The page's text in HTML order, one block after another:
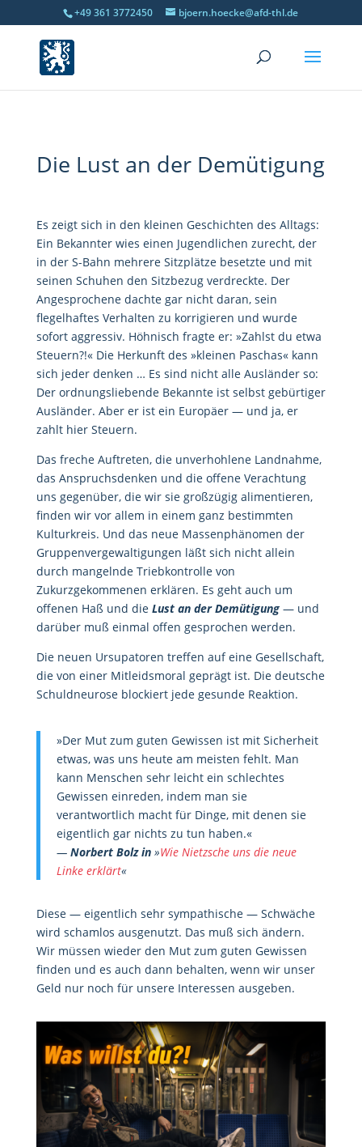
+49 361 3772450 bjoern.hoecke@afd-thl.de
Die Lust an der Demütigung
Es zeigt sich in den kleinen Geschichten des Alltags:
Ein Bekannter wies einen Jugendlichen zurecht, der
in der S-Bahn mehrere Sitzplätze besetzte und mit
seinen Schuhen den Sitzbezug verdreckte. Der
Angesprochene dachte gar nicht daran, sein
flegelhaftes Verhalten zu korrigieren und wurde
sofort aggressiv. Höhnisch fragte er: »Zahlst du etwa
Steuern?!« Die Herkunft des »kleinen Paschas« kann
sich jeder denken … Es sind nicht alle Ausländer so:
Der ordnungsliebende Bekannte ist selbst gebürtiger
Ausländer. Aber er ist ein Europäer — und ja, er
zahlt hier Steuern.
Das freche Auftreten, die unverhohlene Landnahme,
das Anspruchsdenken und die offene Verachtung
uns gegenüber, die wir sie großzügig alimentieren,
finden wir vor allem in einem ganz bestimmten
Kulturkreis. Und das neue Massenphänomen der
Gruppenvergewaltigungen läßt sich nicht allein
durch mangelnde Triebkontrolle von
Zukurzgekommenen erklären. Es geht auch um
offenen Haß und die Lust an der Demütigung— und
darüber muß einmal offen gesprochen werden.
Die neuen Ursupatoren treffen auf eine Gesellschaft,
die von einer Mitleidsmoral geprägt ist. Die deutsche
Schuldneurose blockiert jede gesunde Reaktion.
»Der Mut zum guten Gewissen ist mit Sicherheit
etwas, was uns heute am meisten fehlt. Man
kann Menschen sehr leicht ein schlechtes
Gewissen einreden, indem man sie
verantwortlich macht für Dinge, mit denen sie
eigentlich gar nichts zu tun haben.«
— Norbert Bolz in»Wie Nietzsche uns die neue
Linke erklärt«
Diese — eigentlich sehr sympathische — Schwäche
wird schamlos ausgenutzt. Das muß sich ändern.
Wir müssen wieder den Mut zum guten Gewissen
finden und es auch dann behalten, wenn wir unser
Geld nur noch für unsere Interessen ausgeben.